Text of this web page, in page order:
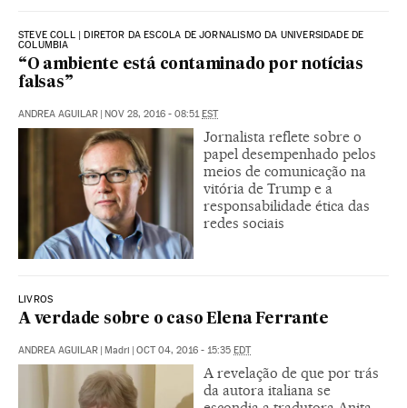
STEVE COLL | DIRETOR DA ESCOLA DE JORNALISMO DA UNIVERSIDADE DE
COLUMBIA
“O ambiente está contaminado por notícias
falsas”
ANDREA AGUILAR | NOV 28, 2016 - 08:51 EST
Jornalista reflete sobre o
papel desempenhado pelos
meios de comunicação na
vitória de Trump e a
responsabilidade ética das
redes sociais
LIVROS
A verdade sobre o caso Elena Ferrante
ANDREA AGUILAR Madri OCT 04, 2016 - 15:35 EDT
A revelação de que por trás
da autora italiana se